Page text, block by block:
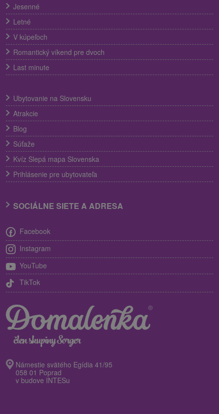
Jesenné
Letné
V kúpeľoch
Romantický víkend pre dvoch
Last minute
Ubytovanie na Slovensku
Atrakcie
Blog
Súťaže
Kvíz Slepá mapa Slovenska
Prihlásenie pre ubytovateľa
SOCIÁLNE SIETE A ADRESA
Facebook
Instagram
YouTube
TikTok
Námestie svätého Egídia 41/95
058 01 Poprad
v budove INTESu